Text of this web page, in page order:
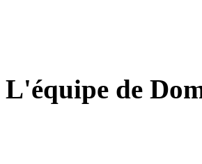
L'équipe de